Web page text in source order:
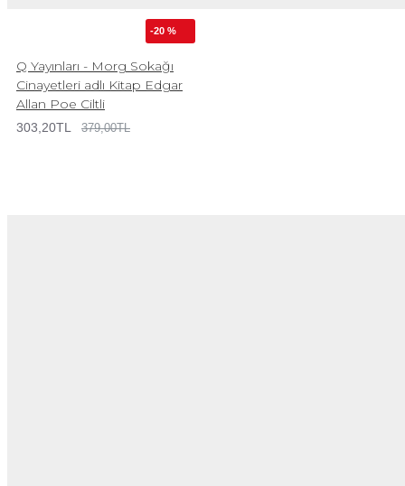
-20 %
Q Yayınları - Morg Sokağı
Cinayetleri adlı Kitap Edgar
Allan Poe Ciltli
303,20TL 379,00TL